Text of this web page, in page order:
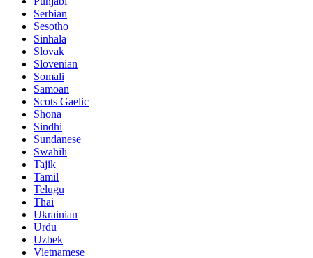
Serbian
Sesotho
Sinhala
Slovak
Slovenian
Somali
Samoan
Scots Gaelic
Shona
Sindhi
Sundanese
Swahili
Tajik
Tamil
Telugu
Thai
Ukrainian
Urdu
Uzbek
Vietnamese